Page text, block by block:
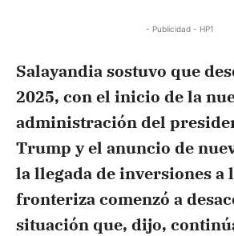
- Publicidad - HP1
Salayandia sostuvo que
2025, con el inicio de la
administración del
Trump y el anuncio de
la llegada de inversiones a
fronteriza comenzó a
situación que, dijo,